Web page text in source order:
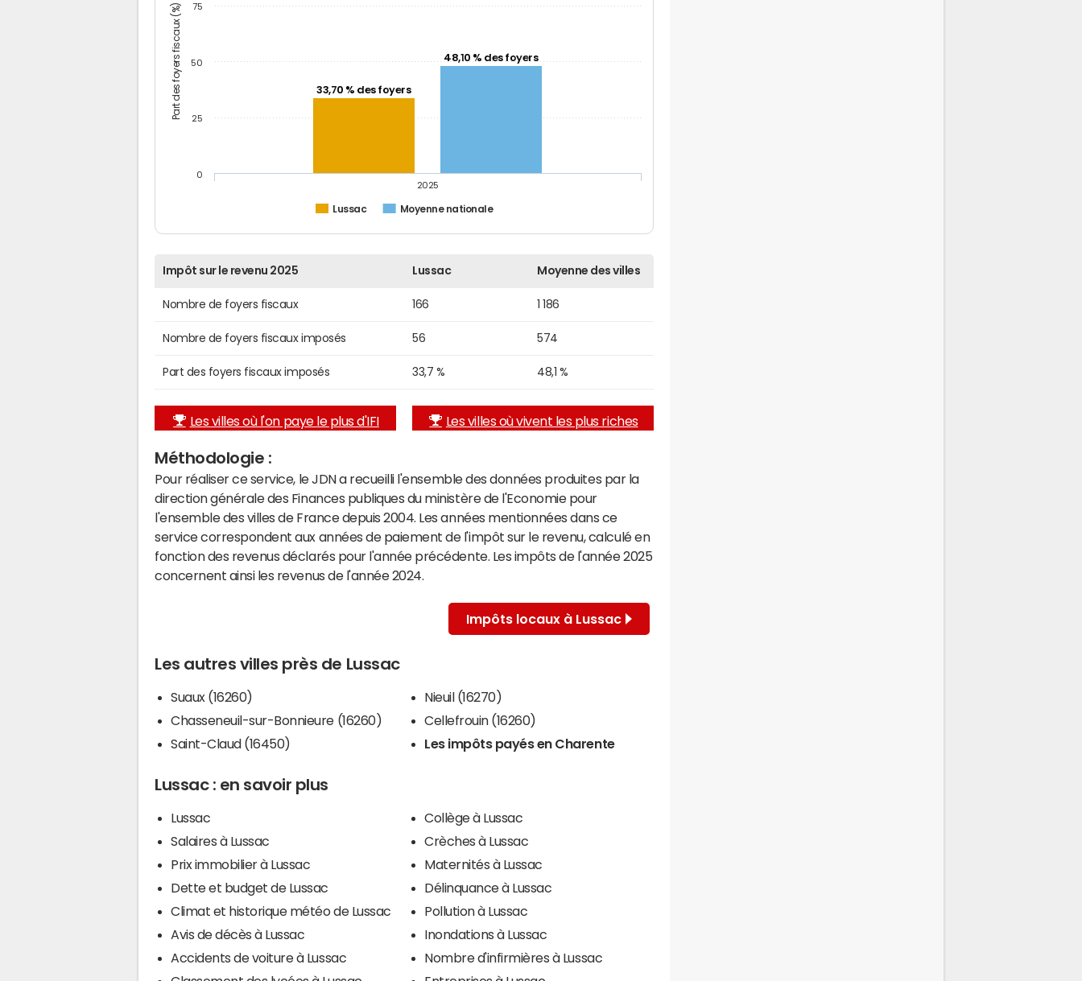
Part des foyers fiscaux (%) 33,70 % des foyers
48,10 % des foyers
Lussac Moyenne nationale
2025
0
25
50
75
Impôt sur le revenu 2025 Lussac Moyenne des villes
Nombre de foyers fiscaux 166 1 186
Nombre de foyers fiscaux imposés 56 574
Part des foyers fiscaux imposés 33,7 % 48,1 %
Les villes où l'on paye le plus d'IFI Les villes où vivent les plus riches
Méthodologie :
Pour réaliser ce service, le JDN a recueilli l'ensemble des données produites par la
direction générale des Finances publiques du ministère de l'Economie pour
l'ensemble des villes de France depuis 2004. Les années mentionnées dans ce
service correspondent aux années de paiement de l'impôt sur le revenu, calculé en
fonction des revenus déclarés pour l'année précédente. Les impôts de l'année 2025
concernent ainsi les revenus de l'année 2024.
Impôts locaux à Lussac
Les autres villes près de Lussac
Suaux (16260)
Chasseneuil-sur-Bonnieure (16260)
Saint-Claud (16450)
Nieuil (16270)
Cellefrouin (16260)
Les impôts payés en Charente
Lussac : en savoir plus
Lussac
Salaires à Lussac
Prix immobilier à Lussac
Dette et budget de Lussac
Climat et historique météo de Lussac
Avis de décès à Lussac
Accidents de voiture à Lussac
Collège à Lussac
Crèches à Lussac
Maternités à Lussac
Délinquance à Lussac
Pollution à Lussac
Inondations à Lussac
Nombre d'infirmières à Lussac